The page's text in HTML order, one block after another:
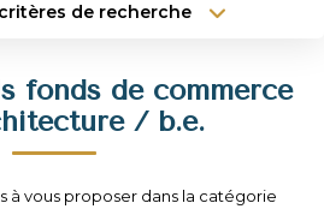
Votre Bien
LOUER
de recherche
Surface min
fonds de commerce
/ b.e.
à vous proposer dans la catégorie